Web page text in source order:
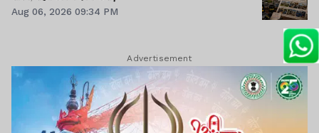
Aug 06, 2026 09:34 PM
Advertisement